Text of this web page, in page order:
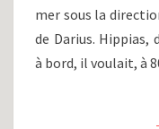
mer sous la
de Darius.
à bord, il voulait, à